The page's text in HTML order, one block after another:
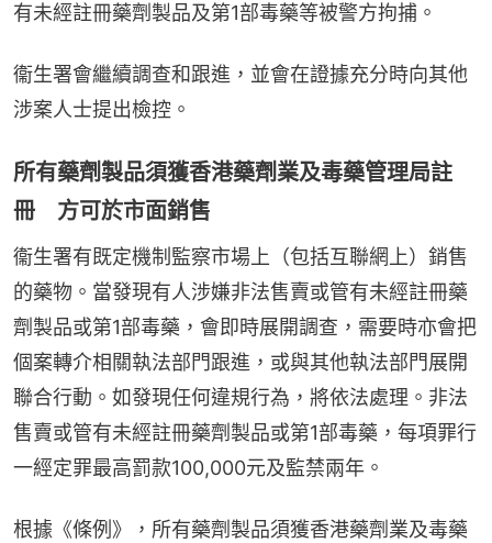
有未經註冊藥劑製品及第1部毒藥等被警方拘捕。
衞生署會繼續調查和跟進，並會在證據充分時向其他
涉案人士提出檢控。
所有藥劑製品須獲香港藥劑業及毒藥管理局註
冊 方可於市面銷售
衞生署有既定機制監察市場上（包括互聯網上）銷售
的藥物。當發現有人涉嫌非法售賣或管有未經註冊藥
劑製品或第1部毒藥，會即時展開調查，需要時亦會把
個案轉介相關執法部門跟進，或與其他執法部門展開
聯合行動。如發現任何違規行為，將依法處理。非法
售賣或管有未經註冊藥劑製品或第1部毒藥，每項罪行
一經定罪最高罰款100,000元及監禁兩年。
根據《條例》，所有藥劑製品須獲香港藥劑業及毒藥